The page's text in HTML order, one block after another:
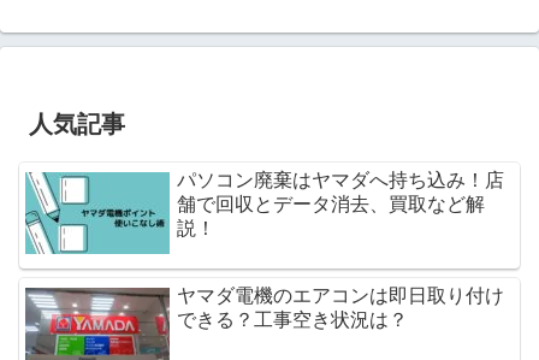
人気記事
パソコン廃棄はヤマダへ持ち込み！店
舗で回収とデータ消去、買取など解
説！
ヤマダ電機のエアコンは即日取り付け
できる？工事空き状況は？